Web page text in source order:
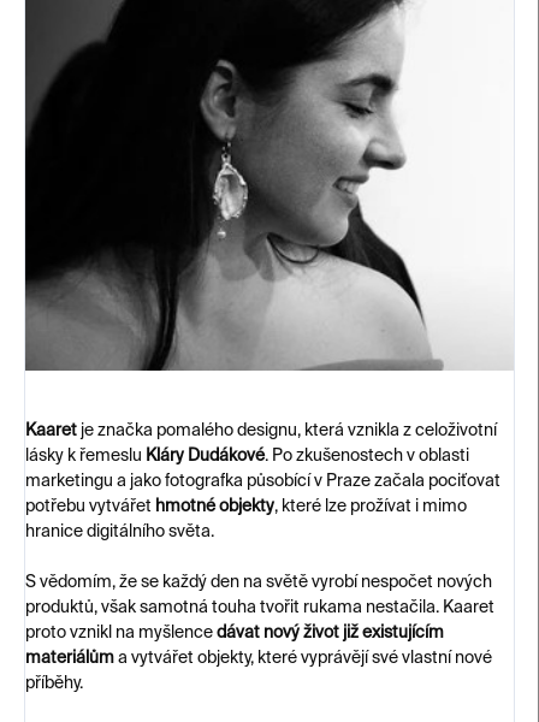
Kaaret je značka pomalého designu, která vznikla z celoživotní
lásky k řemeslu Kláry Dudákové. Po zkušenostech v oblasti
marketingu a jako fotografka působící v Praze začala pociťovat
potřebu vytvářet hmotné objekty, které lze prožívat i mimo
hranice digitálního světa.
S vědomím, že se každý den na světě vyrobí nespočet nových
produktů, však samotná touha tvořit rukama nestačila. Kaaret
proto vznikl na myšlence dávat nový život již existujícím
materiálům a vytvářet objekty, které vyprávějí své vlastní nové
příběhy.